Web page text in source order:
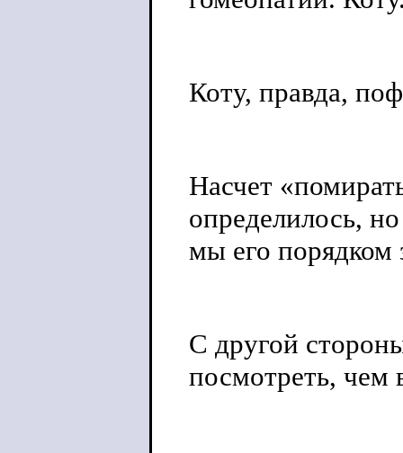
Коту, правда,
Насчет
определилось,
мы его порядком
С другой
посмотреть, чем